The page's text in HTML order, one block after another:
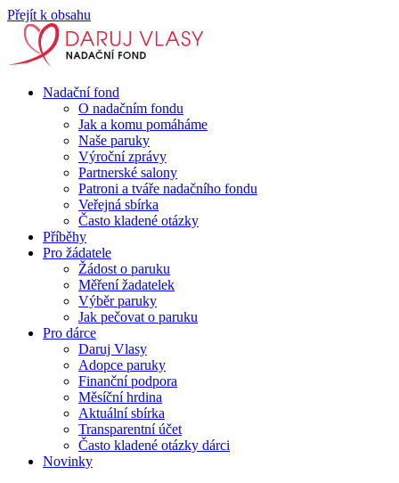
Přejít k obsahu
Nadační fond
O nadačním fondu
Jak a komu pomáháme
Naše paruky
Výroční zprávy
Partnerské salony
Patroni a tváře nadačního fondu
Veřejná sbírka
Často kladené otázky
Příběhy
Pro žádatele
Žádost o paruku
Měření žadatelek
Výběr paruky
Jak pečovat o paruku
Pro dárce
Daruj Vlasy
Adopce paruky
Finanční podpora
Měsíční hrdina
Aktuální sbírka
Transparentní účet
Často kladené otázky dárci
Novinky